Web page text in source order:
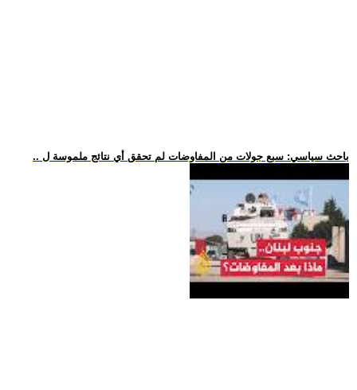
.. باحث سياسي: سبع جولات من المفاوضات لم تحقق أي نتائج ملموسة ل